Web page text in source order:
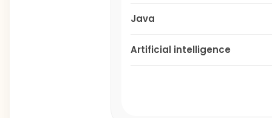
Java
Artificial intelligence